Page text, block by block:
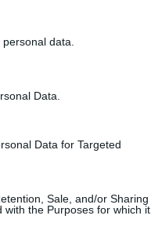
data.
Data.
Data for Targeted
Sale, and/or Sharing
the Purposes for which it
22 πόντους (6/7
ήταν ο Μάριο
ολοκληρώνοντας
κι ένα μπλοκ.